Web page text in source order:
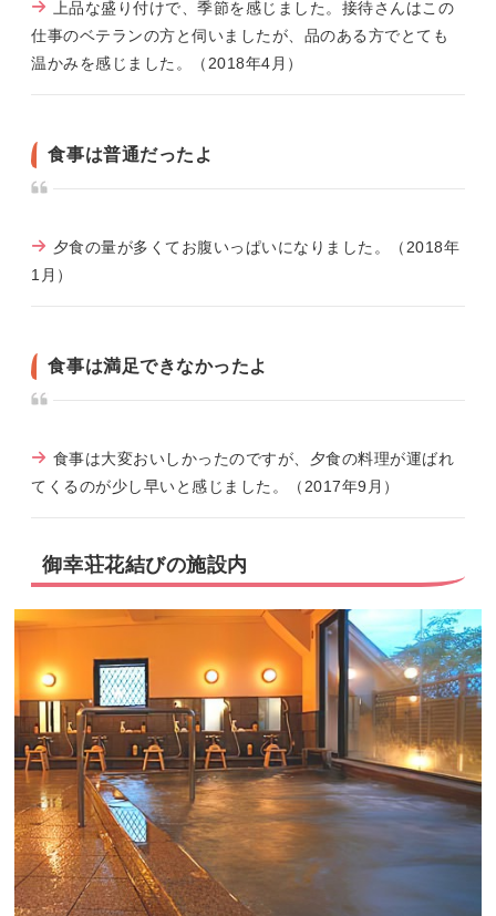
上品な盛り付けで、季節を感じました。接待さんはこの
仕事のベテランの方と伺いましたが、品のある方でとても
温かみを感じました。（2018年4月）
食事は普通だったよ
夕食の量が多くてお腹いっぱいになりました。（2018年
1月）
食事は満足できなかったよ
食事は大変おいしかったのですが、夕食の料理が運ばれ
てくるのが少し早いと感じました。（2017年9月）
御幸荘花結びの施設内